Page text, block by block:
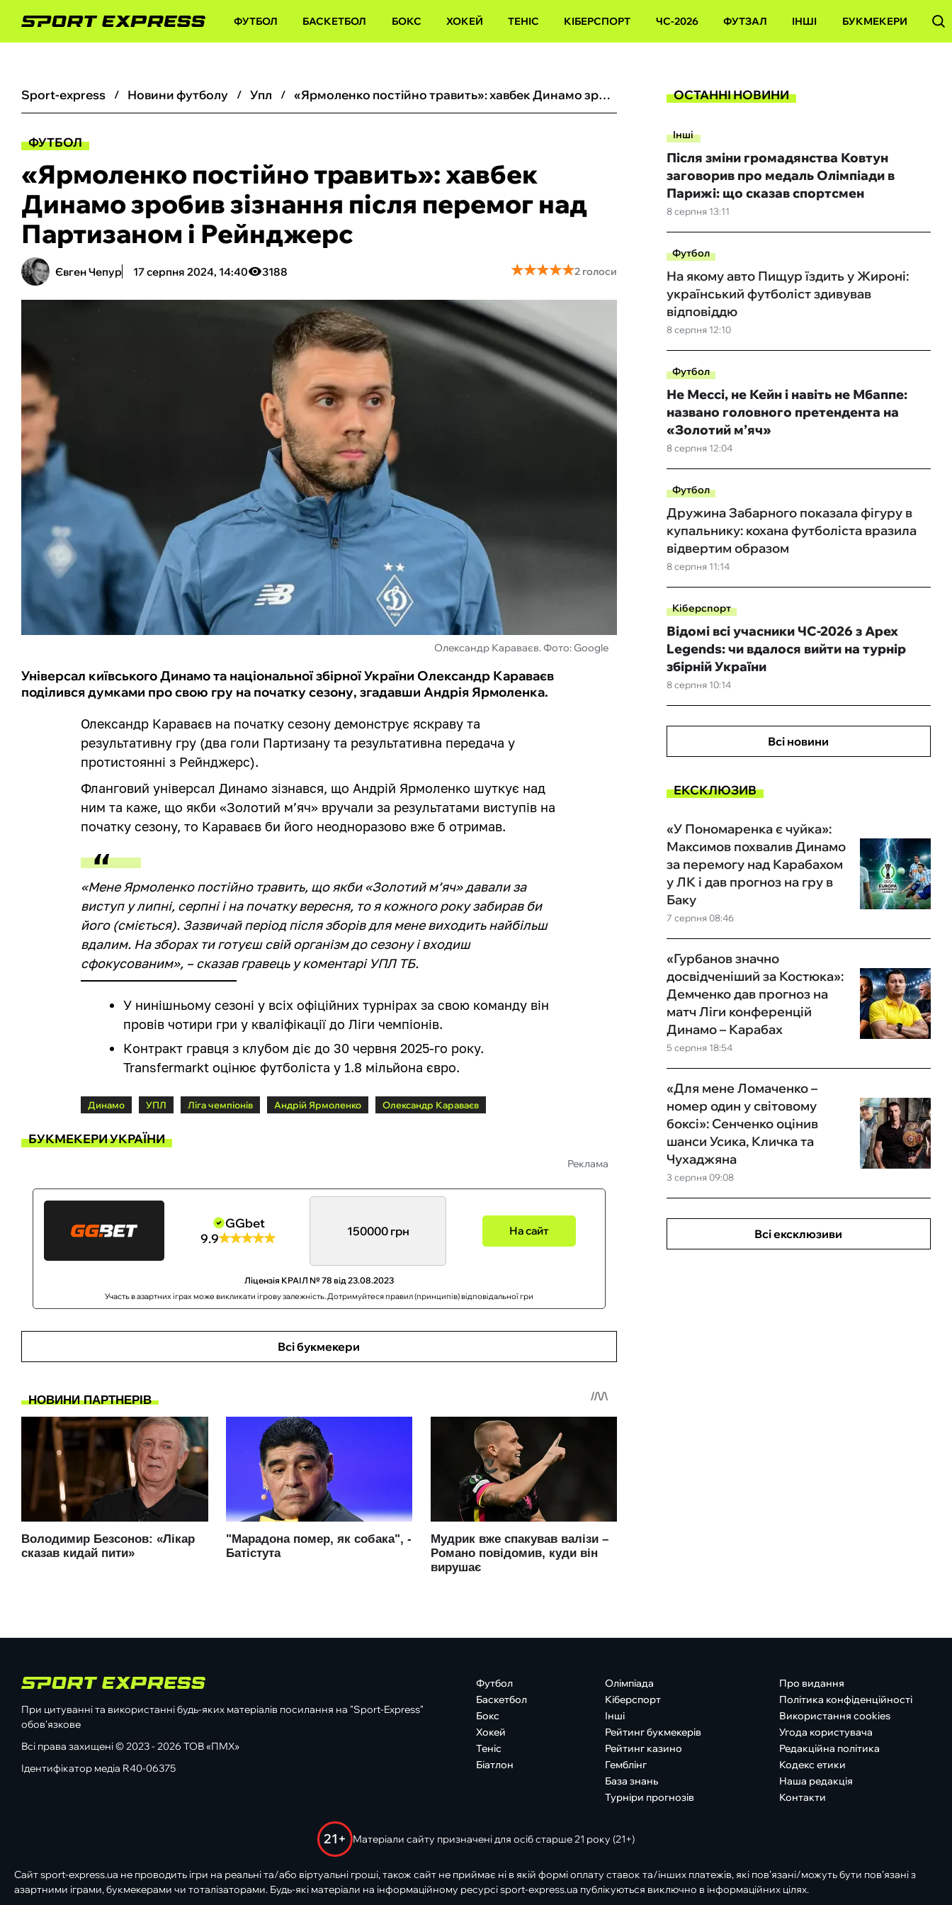
ФУТБОЛ БАСКЕТБОЛ БОКС ХОКЕЙ ТЕНІС КІБЕРСПОРТ ЧС-2026 ФУТЗАЛ ІНШІ БУКМЕКЕРИ
sport-express новини футболу упл «‎Ярмоленко постійно травить»: хавбек Динамо зробив зізнання після перемог над Партизаном і Рейнджерс
ФУТБОЛ
«‎Ярмоленко постійно травить»: хавбек
Динамо зробив зізнання після перемог над
Партизаном і Рейнджерс
Євген Чепур 17 серпня 2024, 14:40 3188 ★★★★★
★★★★★2 голоси
Олександр Караваєв. Фото: Google
Універсал київського Динамо та національної збірної України Олександр Караваєв
поділився думками про свою гру на початку сезону, згадавши Андрія Ярмоленка.
Олександр Караваєв на початку сезону демонструє яскраву та
результативну гру (два голи Партизану та результативна передача у
протистоянні з Рейнджерс).
Фланговий універсал Динамо зізнався, що Андрій Ярмоленко шуткує над
ним та каже, що якби «Золотий мʼяч» вручали за результатами виступів на
початку сезону, то Караваєв би його неодноразово вже б отримав.
«‎Мене Ярмоленко постійно травить, що якби «Золотий мʼяч» давали за
виступ у липні, серпні і на початку вересня, то я кожного року забирав би
його (сміється). Зазвичай період після зборів для мене виходить найбільш
вдалим. На зборах ти готуєш свій організм до сезону і входиш
сфокусованим», – сказав гравець у коментарі УПЛ ТБ.
У нинішньому сезоні у всіх офіційних турнірах за свою команду він
провів чотири гри у кваліфікації до Ліги чемпіонів.
Контракт гравця з клубом діє до 30 червня 2025-го року.
Transfermarkt оцінює футболіста у 1.8 мільйона євро.
Динамо УПЛ Ліга чемпіонів Андрій Ярмоленко Олександр Караваєв
БУКМЕКЕРИ УКРАЇНИ
Реклама
GGbet
9.9
150000 грн На сайт
Ліцензія КРАІЛ № 78 від 23.08.2023
Участь в азартних іграх може викликати ігрову залежність. Дотримуйтеся правил (принципів) відповідальної гри
Всі букмекери
ОСТАННІ НОВИНИ
Інші
8 серпня 13:11
Після зміни громадянства Ковтун
заговорив про медаль Олімпіади в
Парижі: що сказав спортсмен
Футбол
8 серпня 12:10
На якому авто Пищур їздить у Жироні:
український футболіст здивував
відповіддю
Футбол
8 серпня 12:04
Не Мессі, не Кейн і навіть не Мбаппе:
названо головного претендента на
«Золотий м’яч»
Футбол
8 серпня 11:14
Дружина Забарного показала фігуру в
купальнику: кохана футболіста вразила
відвертим образом
Кіберспорт
8 серпня 10:14
Відомі всі учасники ЧС-2026 з Apex
Legends: чи вдалося вийти на турнір
збірній України
Всі новини
ЕКСКЛЮЗИВ
7 серпня 08:46
«У Пономаренка є чуйка»:
Максимов похвалив Динамо
за перемогу над Карабахом
у ЛК і дав прогноз на гру в
Баку
5 серпня 18:54
«Гурбанов значно
досвідченіший за Костюка»:
Демченко дав прогноз на
матч Ліги конференцій
Динамо – Карабах
3 серпня 09:08
«Для мене Ломаченко –
номер один у світовому
боксі»: Сенченко оцінив
шанси Усика, Кличка та
Чухаджяна
Всі ексклюзиви
При цитуванні та використанні будь-яких матеріалів посилання на "Sport-Express"
обов'язкове
Всі права захищені © 2023 - 2026 ТОВ «ПМХ»
Ідентифікатор медіа R40-06375
Футбол
Баскетбол
Бокс
Хокей
Теніс
Біатлон
Олімпіада
Кіберспорт
Інші
Рейтинг букмекерів
Рейтинг казино
Гемблінг
База знань
Турніри прогнозів
Про видання
Політика конфіденційності
Використання cookies
Угода користувача
Редакційна політика
Кодекс етики
Наша редакція
Контакти
21+ Матеріали сайту призначені для осіб старше 21 року (21+)
Сайт sport-express.ua не проводить ігри на реальні та/або віртуальні гроші, також сайт не приймає ні в якій формі оплату ставок та/інших платежів, які пов’язані/можуть бути пов’язані з
азартними іграми, букмекерами чи тоталізаторами. Будь-які матеріали на інформаційному ресурсі sport-express.ua публікуються виключно в інформаційних цілях.